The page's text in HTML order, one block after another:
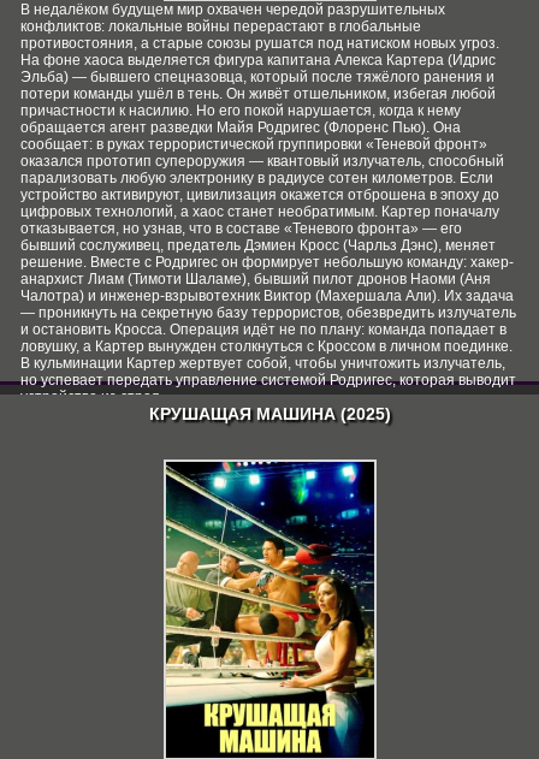
В недалёком будущем мир охвачен чередой разрушительных
конфликтов: локальные войны перерастают в глобальные
противостояния, а старые союзы рушатся под натиском новых угроз.
На фоне хаоса выделяется фигура капитана Алекса Картера (Идрис
Эльба) — бывшего спецназовца, который после тяжёлого ранения и
потери команды ушёл в тень. Он живёт отшельником, избегая любой
причастности к насилию. Но его покой нарушается, когда к нему
обращается агент разведки Майя Родригес (Флоренс Пью). Она
сообщает: в руках террористической группировки «Теневой фронт»
оказался прототип супероружия — квантовый излучатель, способный
парализовать любую электронику в радиусе сотен километров. Если
устройство активируют, цивилизация окажется отброшена в эпоху до
цифровых технологий, а хаос станет необратимым. Картер поначалу
отказывается, но узнав, что в составе «Теневого фронта» — его
бывший сослуживец, предатель Дэмиен Кросс (Чарльз Дэнс), меняет
решение. Вместе с Родригес он формирует небольшую команду: хакер-
анархист Лиам (Тимоти Шаламе), бывший пилот дронов Наоми (Аня
Чалотра) и инженер‑взрывотехник Виктор (Махершала Али). Их задача
— проникнуть на секретную базу террористов, обезвредить излучатель
и остановить Кросса. Операция идёт не по плану: команда попадает в
ловушку, а Картер вынужден столкнуться с Кроссом в личном поединке.
В кульминации Картер жертвует собой, чтобы уничтожить излучатель,
но успевает передать управление системой Родригес, которая выводит
устройство из строя.
КРУШАЩАЯ МАШИНА (2025)